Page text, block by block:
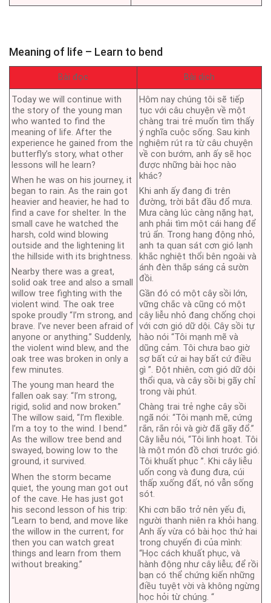
Meaning of life – Learn to bend
Bài đọc Bài dịch
Today we will continue with
the story of the young man
who wanted to find the
meaning of life. After the
experience he gained from the
butterfly’s story, what other
lessons will he learn?
When he was on his journey, it
began to rain. As the rain got
heavier and heavier, he had to
find a cave for shelter. In the
small cave he watched the
harsh, cold wind blowing
outside and the lightening lit
the hillside with its brightness.
Nearby there was a great,
solid oak tree and also a small
willow tree fighting with the
violent wind. The oak tree
spoke proudly “I’m strong, and
brave. I’ve never been afraid of
anyone or anything.” Suddenly,
the violent wind blew, and the
oak tree was broken in only a
few minutes.
The young man heard the
fallen oak say: “I’m strong,
rigid, solid and now broken.”
The willow said, “I’m flexible.
I’m a toy to the wind. I bend.”
As the willow tree bend and
swayed, bowing low to the
ground, it survived.
When the storm became
quiet, the young man got out
of the cave. He has just got
his second lesson of his trip:
“Learn to bend, and move like
the willow in the current; for
then you can watch great
things and learn from them
without breaking.”
Hôm nay chúng tôi sẽ tiếp
tục với câu chuyện về một
chàng trai trẻ muốn tìm thấy
ý nghĩa cuộc sống. Sau kinh
nghiệm rút ra từ câu chuyện
về con bướm, anh ấy sẽ học
được những bài học nào
khác?
Khi anh ấy đang đi trên
đường, trời bắt đầu đổ mưa.
Mưa càng lúc càng nặng hạt,
anh phải tìm một cái hang để
trú ẩn. Trong hang động nhỏ,
anh ta quan sát cơn gió lạnh
khắc nghiệt thổi bên ngoài và
ánh đèn thắp sáng cả sườn
đồi.
Gần đó có một cây sồi lớn,
vững chắc và cũng có một
cây liễu nhỏ đang chống chọi
với cơn gió dữ dội. Cây sồi tự
hào nói “Tôi mạnh mẽ và
dũng cảm. Tôi chưa bao giờ
sợ bất cứ ai hay bất cứ điều
gì ”. Đột nhiên, cơn gió dữ dội
thổi qua, và cây sồi bị gãy chỉ
trong vài phút.
Chàng trai trẻ nghe cây sồi
ngã nói: “Tôi mạnh mẽ, cứng
rắn, rắn rỏi và giờ đã gãy đổ.”
Cây liễu nói, “Tôi linh hoạt. Tôi
là một món đồ chơi trước gió.
Tôi khuất phục ”. Khi cây liễu
uốn cong và đung đưa, cúi
thấp xuống đất, nó vẫn sống
sót.
Khi cơn bão trở nên yếu đi,
người thanh niên ra khỏi hang.
Anh ấy vừa có bài học thứ hai
trong chuyến đi của mình:
“Học cách khuất phục, và
hành động như cây liễu; để rồi
bạn có thể chứng kiến những
điều tuyệt vời và không ngừng
học hỏi từ chúng. “